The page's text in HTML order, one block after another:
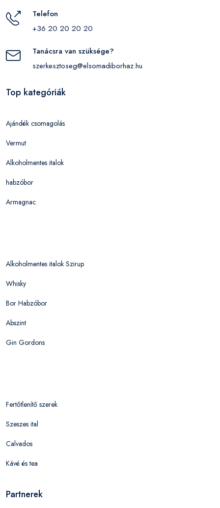
Telefon
+36 20 20 20 20
Tanácsra van szüksége?
szerkesztoseg@elsomadiborhaz.hu
Top kategóriák
Ajándék csomagolás
Vermut
Alkoholmentes italok
habzóbor
Armagnac
Alkoholmentes italok Szirup
Whisky
Bor Habzóbor
Abszint
Gin Gordons
Fertőtlenítő szerek
Szeszes ital
Calvados
Kávé és tea
Partnerek